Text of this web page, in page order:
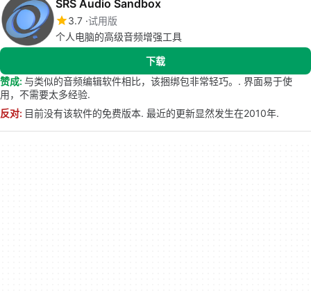
SRS Audio Sandbox
3.7 试用版
个人电脑的高级音频增强工具
下载
赞成: 与类似的音频编辑软件相比，该捆绑包非常轻巧。. 界面易于使
用，不需要太多经验.
反对: 目前没有该软件的免费版本. 最近的更新显然发生在2010年.